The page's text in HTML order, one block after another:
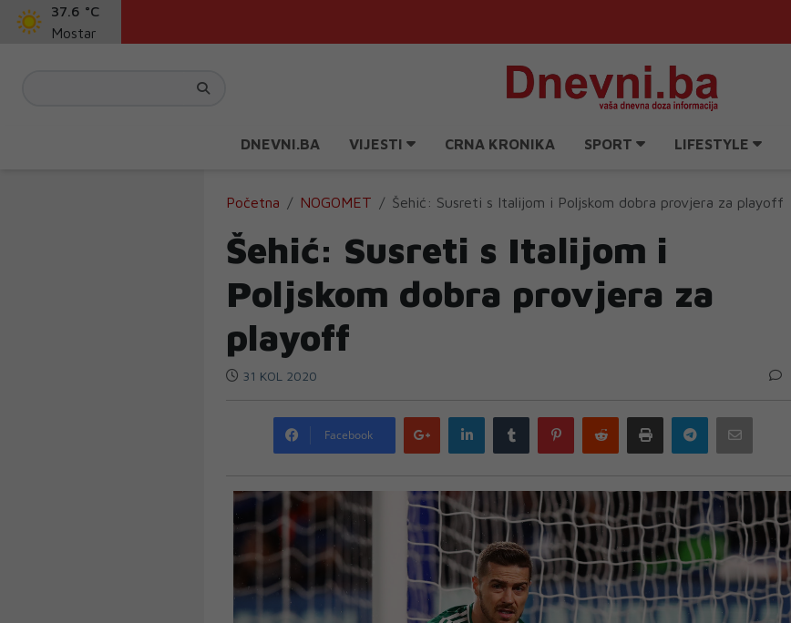
37.6 °C
Mostar
DNEVNI.BA VIJESTI CRNA KRONIKA SPORT LIFESTYLE
Početna NOGOMET Šehić: Susreti s Italijom i Poljskom dobra provjera za playoff
Šehić: Susreti s Italijom i
Poljskom dobra provjera za
playoff
31 KOL 2020
Facebook
Google
plus
LinkedIn Tumblr PinterestReddit Print Telegram